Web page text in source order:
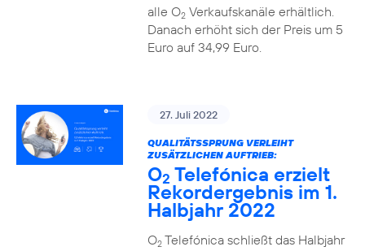
alle O2Verkaufskanäle erhältlich.
Danach erhöht sich der Preis um 5
Euro auf 34,99 Euro.
27. Juli 2022
QUALITÄTSSPRUNG VERLEIHT
ZUSÄTZLICHEN AUFTRIEB:
O2 Telefónica erzielt
Rekordergebnis im 1.
Halbjahr 2022
O2Telefónica schließt das Halbjahr